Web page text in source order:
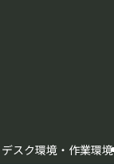
デスク環境・作業環境